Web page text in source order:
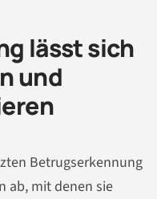
lässt sich
und
Betrugserkennung
ab, mit denen sie